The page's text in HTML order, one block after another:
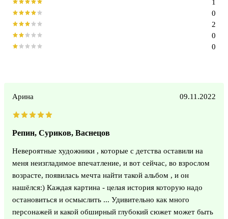
0
0
2
0
1
Арина 09.11.2022
Репин, Суриков, Васнецов
Невероятные художники , которые с детства оставили на
меня неизгладимое впечатление, и вот сейчас, во взрослом
возрасте, появилась мечта найти такой альбом , и он
нашёлся:) Каждая картина - целая история которую надо
остановиться и осмыслить ... Удивительно как много
персонажей и какой обширный глубокий сюжет может быть